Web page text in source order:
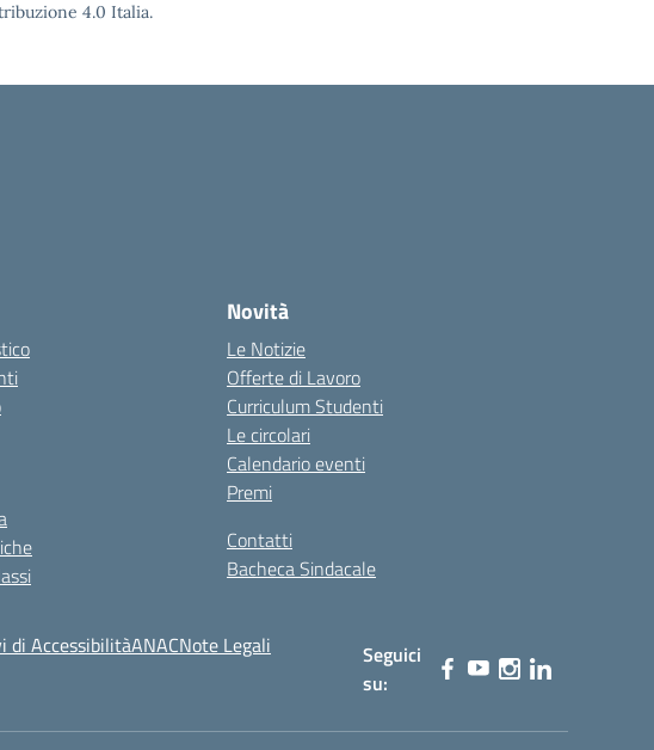
4.0 Italia.
Novità
Le Notizie
Offerte di Lavoro
Curriculum Studenti
Le circolari
Calendario eventi
Premi
Contatti
Bacheca Sindacale
di AccessibilitàANACNote Legali
Seguici
su: